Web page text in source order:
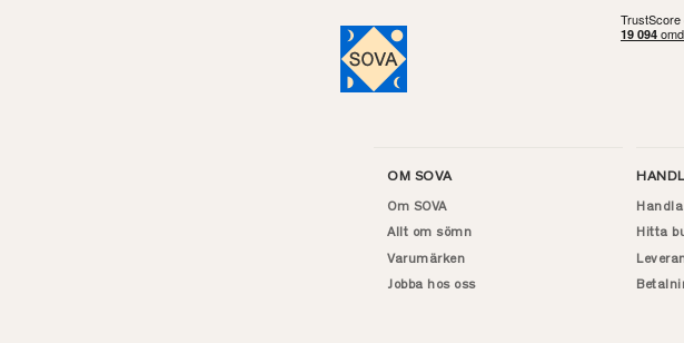
OM SOVA
Om SOVA
Allt om sömn
Varumärken
Jobba hos oss
Hitta